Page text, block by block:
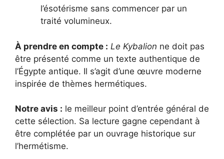
l’ésotérisme sans commencer par un
traité volumineux.
À prendre en compte : Le Kybalion ne doit pas
être présenté comme un texte authentique de
l’Égypte antique. Il s’agit d’une œuvre moderne
inspirée de thèmes hermétiques.
Notre avis : le meilleur point d’entrée général de
cette sélection. Sa lecture gagne cependant à
être complétée par un ouvrage historique sur
l’hermétisme.